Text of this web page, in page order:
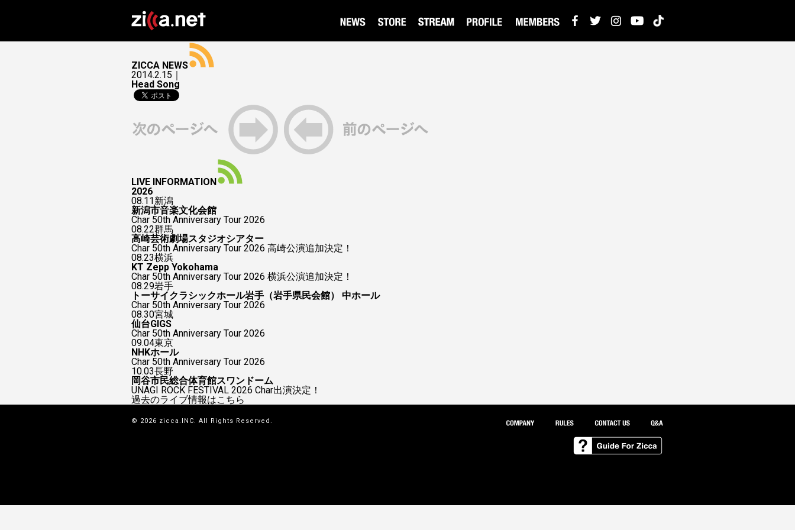
ZICCA NEWS
2014.2.15｜
Head Song
LIVE INFORMATION
2026
08.11新潟
新潟市音楽文化会館
Char 50th Anniversary Tour 2026
08.22群馬
高崎芸術劇場スタジオシアター
Char 50th Anniversary Tour 2026 高崎公演追加決定！
08.23横浜
KT Zepp Yokohama
Char 50th Anniversary Tour 2026 横浜公演追加決定！
08.29岩手
トーサイクラシックホール岩手（岩手県民会館） 中ホール
Char 50th Anniversary Tour 2026
08.30宮城
仙台GIGS
Char 50th Anniversary Tour 2026
09.04東京
NHKホール
Char 50th Anniversary Tour 2026
10.03長野
岡谷市民総合体育館スワンドーム
UNAGI ROCK FESTIVAL 2026 Char出演決定！
過去のライブ情報はこちら
© 2026 zicca.INC. All Rights Reserved.